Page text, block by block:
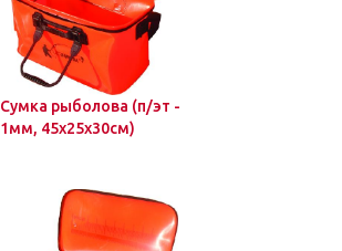
Сумка рыболова (п/эт -
1мм, 45х25х30см)